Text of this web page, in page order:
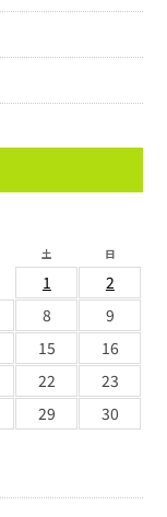
土 日
1
2
8
9
15
16
22
23
29
30